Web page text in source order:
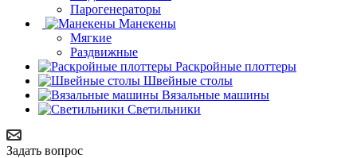
Парогенераторы
Манекены
Мягкие
Раздвижные
Раскройные плоттеры
Швейные столы
Вязальные машины
Светильники
Задать вопрос